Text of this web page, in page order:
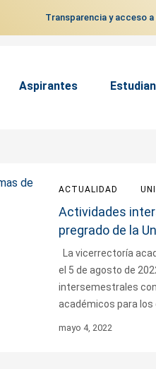
Transparencia y acceso
Aspirantes
ACTUALIDAD
Actividades
pregrado de la
La vicerrectoría
el 5 de agosto de
intersemestrales
académicos para los
mayo 4, 2022